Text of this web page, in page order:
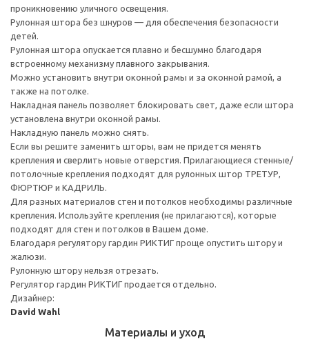
проникновению уличного освещения.
Рулонная штора без шнуров — для обеспечения безопасности
детей.
Рулонная штора опускается плавно и бесшумно благодаря
встроенному механизму плавного закрывания.
Можно установить внутри оконной рамы и за оконной рамой, а
также на потолке.
Накладная панель позволяет блокировать свет, даже если штора
установлена внутри оконной рамы.
Накладную панель можно снять.
Если вы решите заменить шторы, вам не придется менять
крепления и сверлить новые отверстия. Прилагающиеся стенные/
потолочные крепления подходят для рулонных штор ТРЕТУР,
ФЮРТЮР и КАДРИЛЬ.
Для разных материалов стен и потолков необходимы различные
крепления. Используйте крепления (не прилагаются), которые
подходят для стен и потолков в Вашем доме.
Благодаря регулятору гардин РИКТИГ проще опустить штору и
жалюзи.
Рулонную штору нельзя отрезать.
Регулятор гардин РИКТИГ продается отдельно.
Дизайнер:
David Wahl
Материалы и уход